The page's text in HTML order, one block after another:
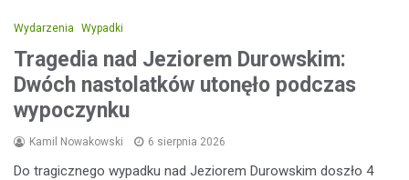
Wydarzenia Wypadki
Tragedia nad Jeziorem Durowskim:
Dwóch nastolatków utonęło podczas
wypoczynku
Kamil Nowakowski 6 sierpnia 2026
Do tragicznego wypadku nad Jeziorem Durowskim doszło 4